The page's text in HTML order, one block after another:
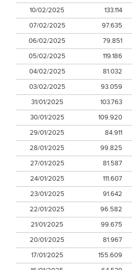
10/02/2025
133.114
07/02/2025
97.635
06/02/2025
79.851
05/02/2025
119.186
04/02/2025
81.032
03/02/2025
93.059
31/01/2025
103.763
30/01/2025
109.920
29/01/2025
84.911
28/01/2025
99.825
27/01/2025
81.587
24/01/2025
111.607
23/01/2025
91.642
22/01/2025
96.582
21/01/2025
99.675
20/01/2025
81.967
17/01/2025
155.609